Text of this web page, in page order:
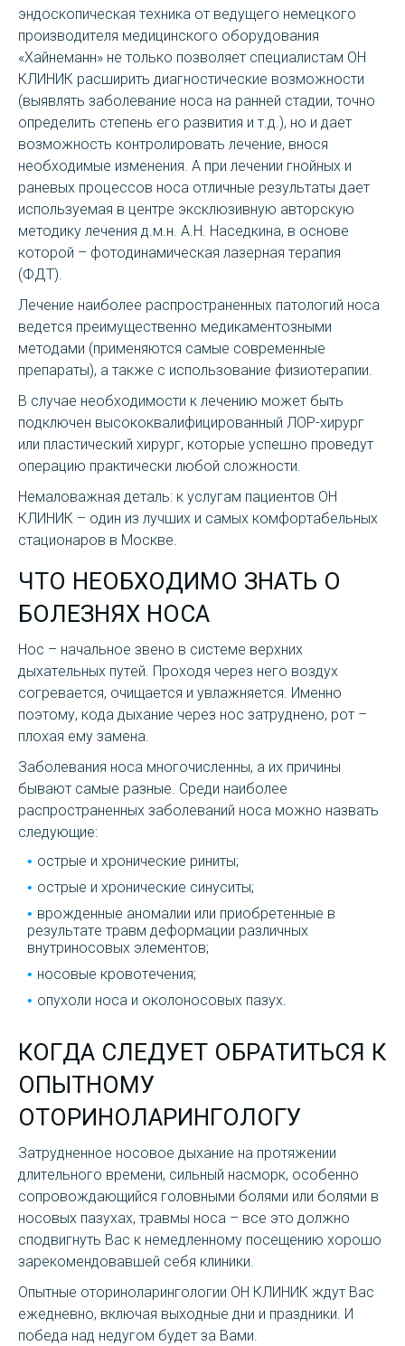
эндоскопическая техника от ведущего немецкого
производителя медицинского оборудования
«Хайнеманн» не только позволяет специалистам ОН
КЛИНИК расширить диагностические возможности
(выявлять заболевание носа на ранней стадии, точно
определить степень его развития и т.д.), но и дает
возможность контролировать лечение, внося
необходимые изменения. А при лечении гнойных и
раневых процессов носа отличные результаты дает
используемая в центре эксклюзивную авторскую
методику лечения д.м.н. А.Н. Наседкина, в основе
которой – фотодинамическая лазерная терапия
(ФДТ).
Лечение наиболее распространенных патологий носа
ведется преимущественно медикаментозными
методами (применяются самые современные
препараты), а также с использование физиотерапии.
В случае необходимости к лечению может быть
подключен высококвалифицированный ЛОР-хирург
или пластический хирург, которые успешно проведут
операцию практически любой сложности.
Немаловажная деталь: к услугам пациентов ОН
КЛИНИК – один из лучших и самых комфортабельных
стационаров в Москве.
ЧТО НЕОБХОДИМО ЗНАТЬ О
БОЛЕЗНЯХ НОСА
Нос – начальное звено в системе верхних
дыхательных путей. Проходя через него воздух
согревается, очищается и увлажняется. Именно
поэтому, кода дыхание через нос затруднено, рот –
плохая ему замена.
Заболевания носа многочисленны, а их причины
бывают самые разные. Среди наиболее
распространенных заболеваний носа можно назвать
следующие:
острые и хронические риниты;
острые и хронические синуситы;
врожденные аномалии или приобретенные в
результате травм деформации различных
внутриносовых элементов;
носовые кровотечения;
опухоли носа и околоносовых пазух.
КОГДА СЛЕДУЕТ ОБРАТИТЬСЯ К
ОПЫТНОМУ
ОТОРИНОЛАРИНГОЛОГУ
Затрудненное носовое дыхание на протяжении
длительного времени, сильный насморк, особенно
сопровождающийся головными болями или болями в
носовых пазухах, травмы носа – все это должно
сподвигнуть Вас к немедленному посещению хорошо
зарекомендовавшей себя клиники.
Опытные оториноларингологии ОН КЛИНИК ждут Вас
ежедневно, включая выходные дни и праздники. И
победа над недугом будет за Вами.